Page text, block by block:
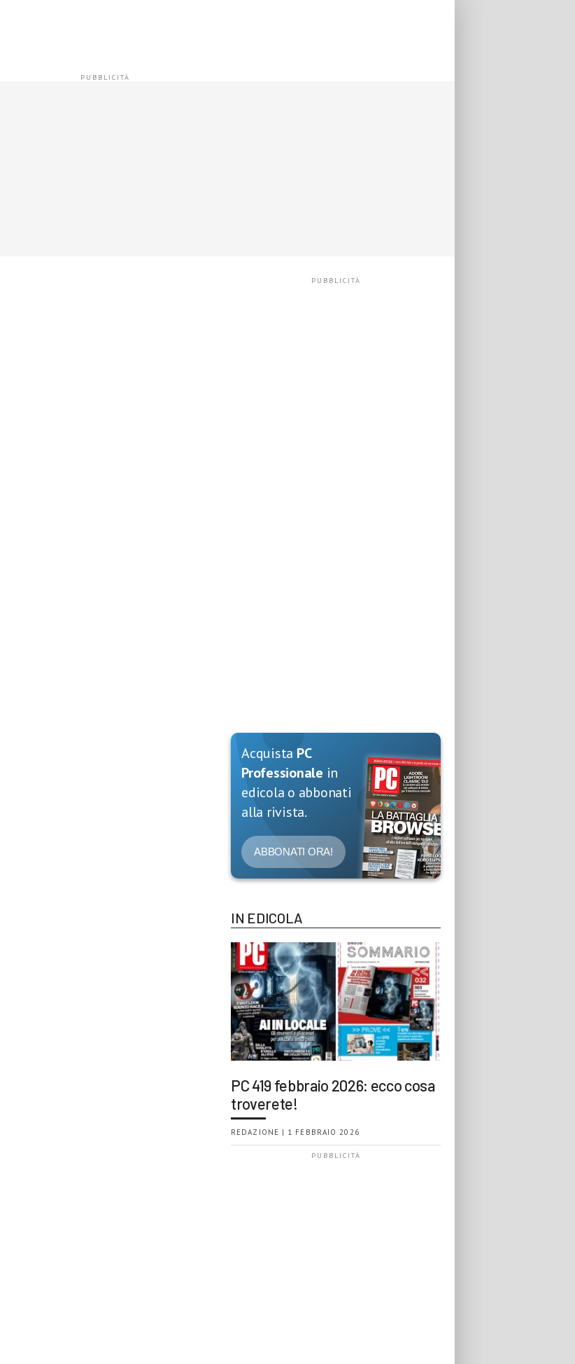
Acquista PC
Professionale in
edicola o abbonati
alla rivista.
ABBONATI ORA!
IN EDICOLA
PC 419 febbraio 2026: ecco cosa
troverete!
REDAZIONE | 1 FEBBRAIO 2026